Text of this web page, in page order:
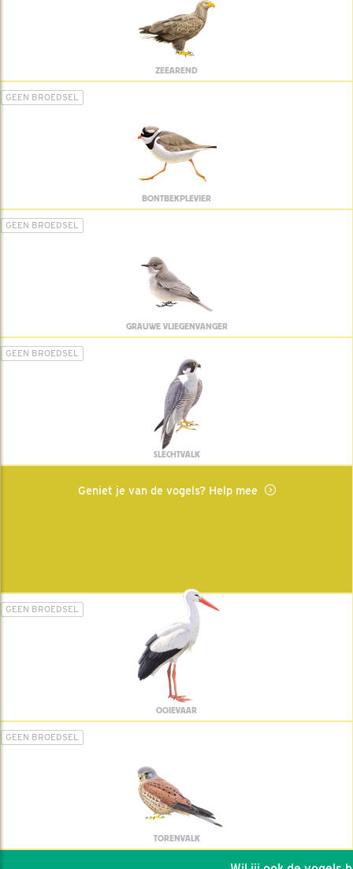
ZEEAREND
GEEN BROEDSEL
BONTBEKPLEVIER
GEEN BROEDSEL
GRAUWE VLIEGENVANGER
GEEN BROEDSEL
SLECHTVALK
Geniet je van de vogels? Help mee
GEEN BROEDSEL
OOIEVAAR
GEEN BROEDSEL
TORENVALK